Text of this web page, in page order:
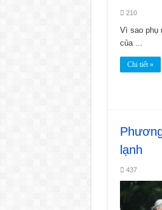
210
Vì sao phụ
của ...
Chi tiết »
lạnh
437